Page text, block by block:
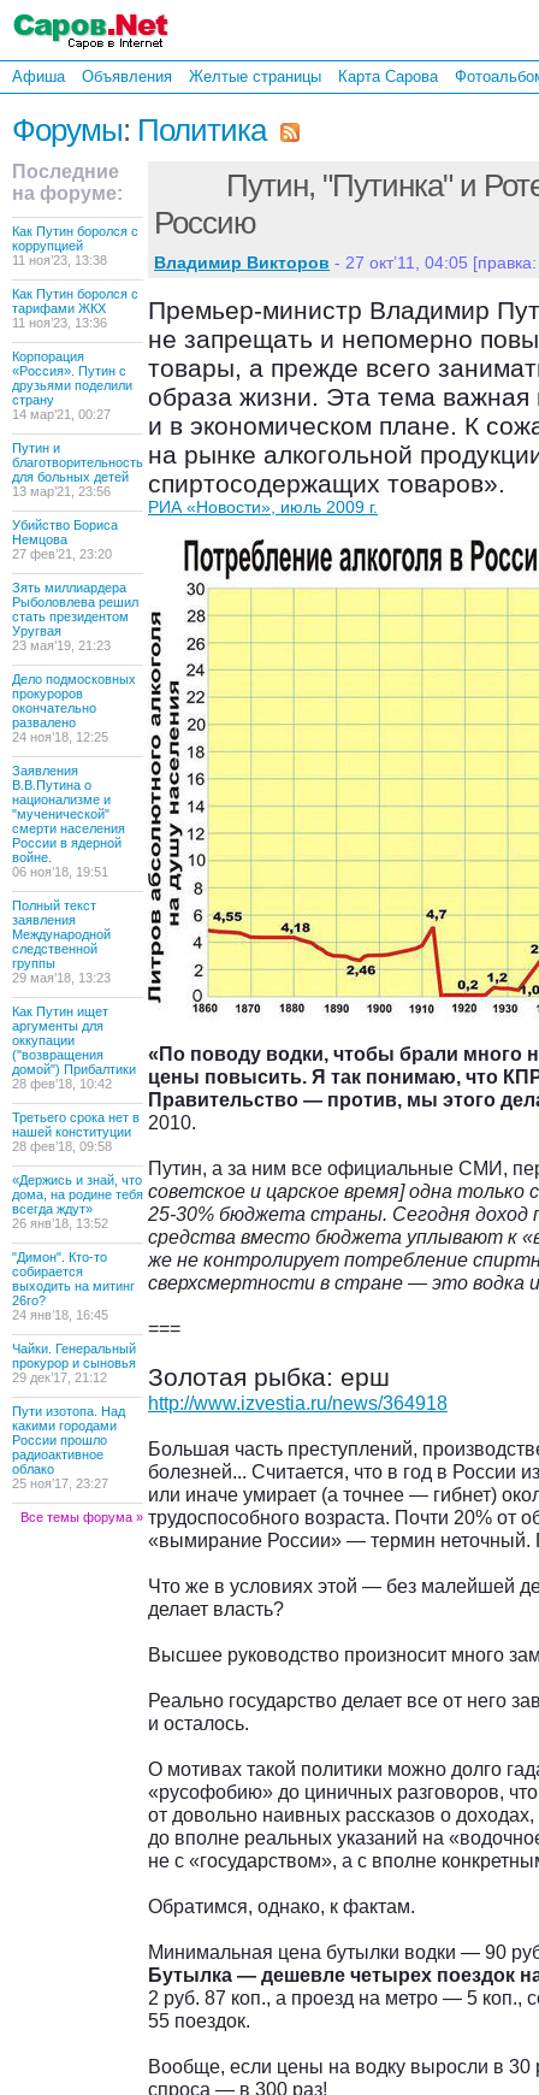
Афиша Объявления Желтые страницы Карта Сарова
Форумы: Политика
Последние
на форуме:
Как Путин боролся с
коррупцией
11 ноя’23, 13:38
Как Путин боролся с
тарифами ЖКХ
11 ноя’23, 13:36
Корпорация
«Россия». Путин с
друзьями поделили
страну
14 мар’21, 00:27
Путин и
благотворительность
для больных детей
13 мар’21, 23:56
Убийство Бориса
Немцова
27 фев’21, 23:20
Зять миллиардера
Рыболовлева решил
стать президентом
Уругвая
23 мая’19, 21:23
Дело подмосковных
прокуроров
окончательно
развалено
24 ноя’18, 12:25
Заявления
В.В.Путина о
национализме и
"мученической"
смерти населения
России в ядерной
войне.
06 ноя’18, 19:51
Полный текст
заявления
Международной
следственной
группы
29 мая’18, 13:23
Как Путин ищет
аргументы для
оккупации
("возвращения
домой") Прибалтики
28 фев’18, 10:42
Третьего срока нет в
нашей конституции
28 фев’18, 09:58
«Держись и знай, что
дома, на родине тебя
всегда ждут»
26 янв’18, 13:52
"Димон". Кто-то
собирается
выходить на митинг
26го?
24 янв’18, 16:45
Чайки. Генеральный
прокурор и сыновья
29 дек’17, 21:12
Пути изотопа. Над
какими городами
России прошло
радиоактивное
облако
25 ноя’17, 23:27
Все темы форума »
Путин, "Путинка" и
Россию
Владимир Викторов - 27 окт’11, 04:05
Премьер-министр Владимир
не запрещать и непомерно
товары, а прежде всего
образа жизни. Эта тема важная
и в экономическом плане. К
на рынке алкогольной
спиртосодержащих товаров».
РИА «Новости», июль 2009 г.
«По поводу водки, чтобы брали много
цены повысить. Я так понимаю, что
Правительство — против, мы этого
2010.
Путин, а за ним все официальные СМИ,
советское и царское время] одна
25-30% бюджета страны. Сегодня
средства вместо бюджета уплывают к
же не контролирует потребление
сверхсмертности в стране — это водка
===
Золотая рыбка: ерш
http://www.izvestia.ru/news/364918
Большая часть преступлений,
болезней... Считается, что в год в России
или иначе умирает (а точнее — гибнет)
трудоспособного возраста. Почти 20% от
«вымирание России» — термин
Что же в условиях этой — без малейшей
делает власть?
Высшее руководство произносит много
Реально государство делает все от него
и осталось.
О мотивах такой политики можно долго
«русофобию» до циничных разговоров,
от довольно наивных рассказов о
до вполне реальных указаний на
не с «государством», а с вполне
Обратимся, однако, к фактам.
Минимальная цена бутылки водки — 90
Бутылка — дешевле четырех поездок
2 руб. 87 коп., а проезд на метро — 5
55 поездок.
Вообще, если цены на водку выросли в
спроса — в 300 раз!